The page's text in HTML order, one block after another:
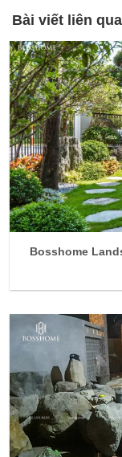
Bài viết liên
Bosshome